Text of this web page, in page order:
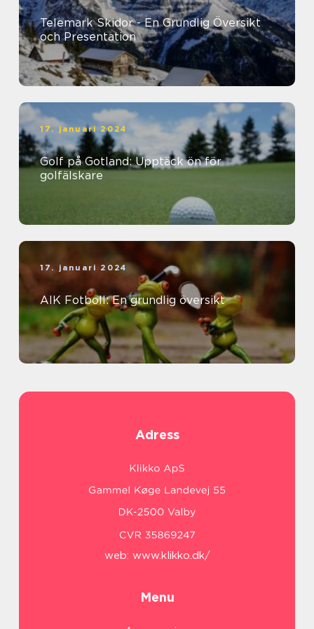
Telemark Skidor - En Grundlig Översikt
och Presentation
17. januari 2024
Golf på Gotland: Upptäck ön för
golfälskare
17. januari 2024
AIK Fotboll: En grundlig översikt
Adress
web: www.klikko.dk/
Menu